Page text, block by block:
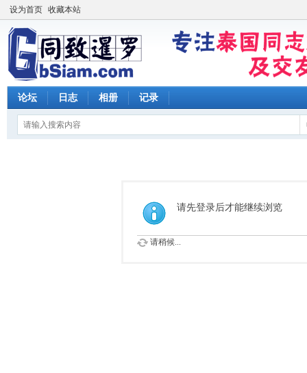
设为首页 收藏本站
论坛 日志 相册 记录
请先登录后才能继续浏览
请稍候...